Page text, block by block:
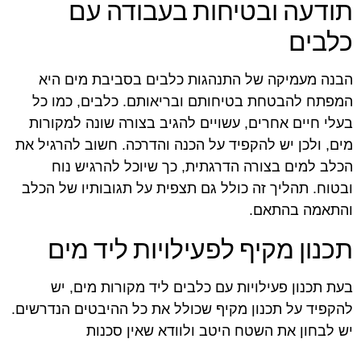
תודעה ובטיחות בעבודה עם
כלבים
הבנה מעמיקה של התנהגות כלבים בסביבת מים היא
המפתח להבטחת בטיחותם ובריאותם. כלבים, כמו כל
בעלי חיים אחרים, עשויים להגיב בצורה שונה למקורות
מים, ולכן יש להקפיד על הכנה והדרכה. חשוב להרגיל את
הכלב למים בצורה הדרגתית, כך שיוכל להרגיש נוח
ובטוח. תהליך זה כולל גם תצפית על תגובותיו של הכלב
והתאמה בהתאם.
תכנון מקיף לפעילויות ליד מים
בעת תכנון פעילויות עם כלבים ליד מקורות מים, יש
להקפיד על תכנון מקיף שכולל את כל ההיבטים הנדרשים.
יש לבחון את השטח היטב ולוודא שאין סכנות